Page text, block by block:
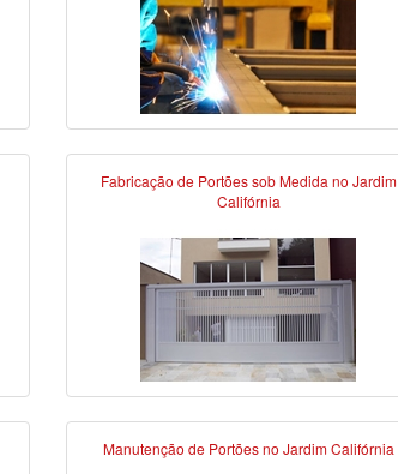
Fabricação de Portões sob Medida no Jardim
Califórnia
Manutenção de Portões no Jardim Califórnia